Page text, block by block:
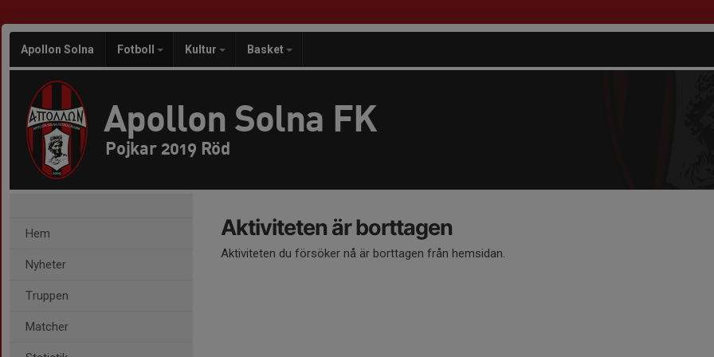
Apollon Solna Fotboll Kultur Basket
Apollon Solna FK
Pojkar 2019 Röd
Hem
Nyheter
Truppen
Matcher
Aktiviteten är borttagen
Aktiviteten du försöker nå är borttagen från hemsidan.